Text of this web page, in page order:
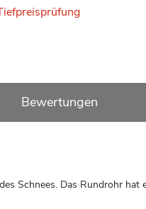
Bewertungen
Schnees. Das Rundrohr hat